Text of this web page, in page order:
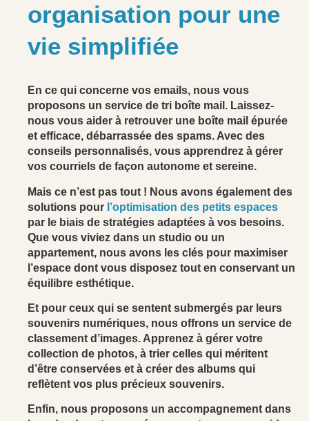
organisation pour une
vie simplifiée
En ce qui concerne vos emails, nous vous
proposons un service de tri boîte mail. Laissez-
nous vous aider à retrouver une boîte mail épurée
et efficace, débarrassée des spams. Avec des
conseils personnalisés, vous apprendrez à gérer
vos courriels de façon autonome et sereine.
Mais ce n’est pas tout ! Nous avons également des
solutions pour l’optimisation des petits espaces
par le biais de stratégies adaptées à vos besoins.
Que vous viviez dans un studio ou un
appartement, nous avons les clés pour maximiser
l’espace dont vous disposez tout en conservant un
équilibre esthétique.
Et pour ceux qui se sentent submergés par leurs
souvenirs numériques, nous offrons un service de
classement d’images. Apprenez à gérer votre
collection de photos, à trier celles qui méritent
d’être conservées et à créer des albums qui
reflètent vos plus précieux souvenirs.
Enfin, nous proposons un accompagnement dans